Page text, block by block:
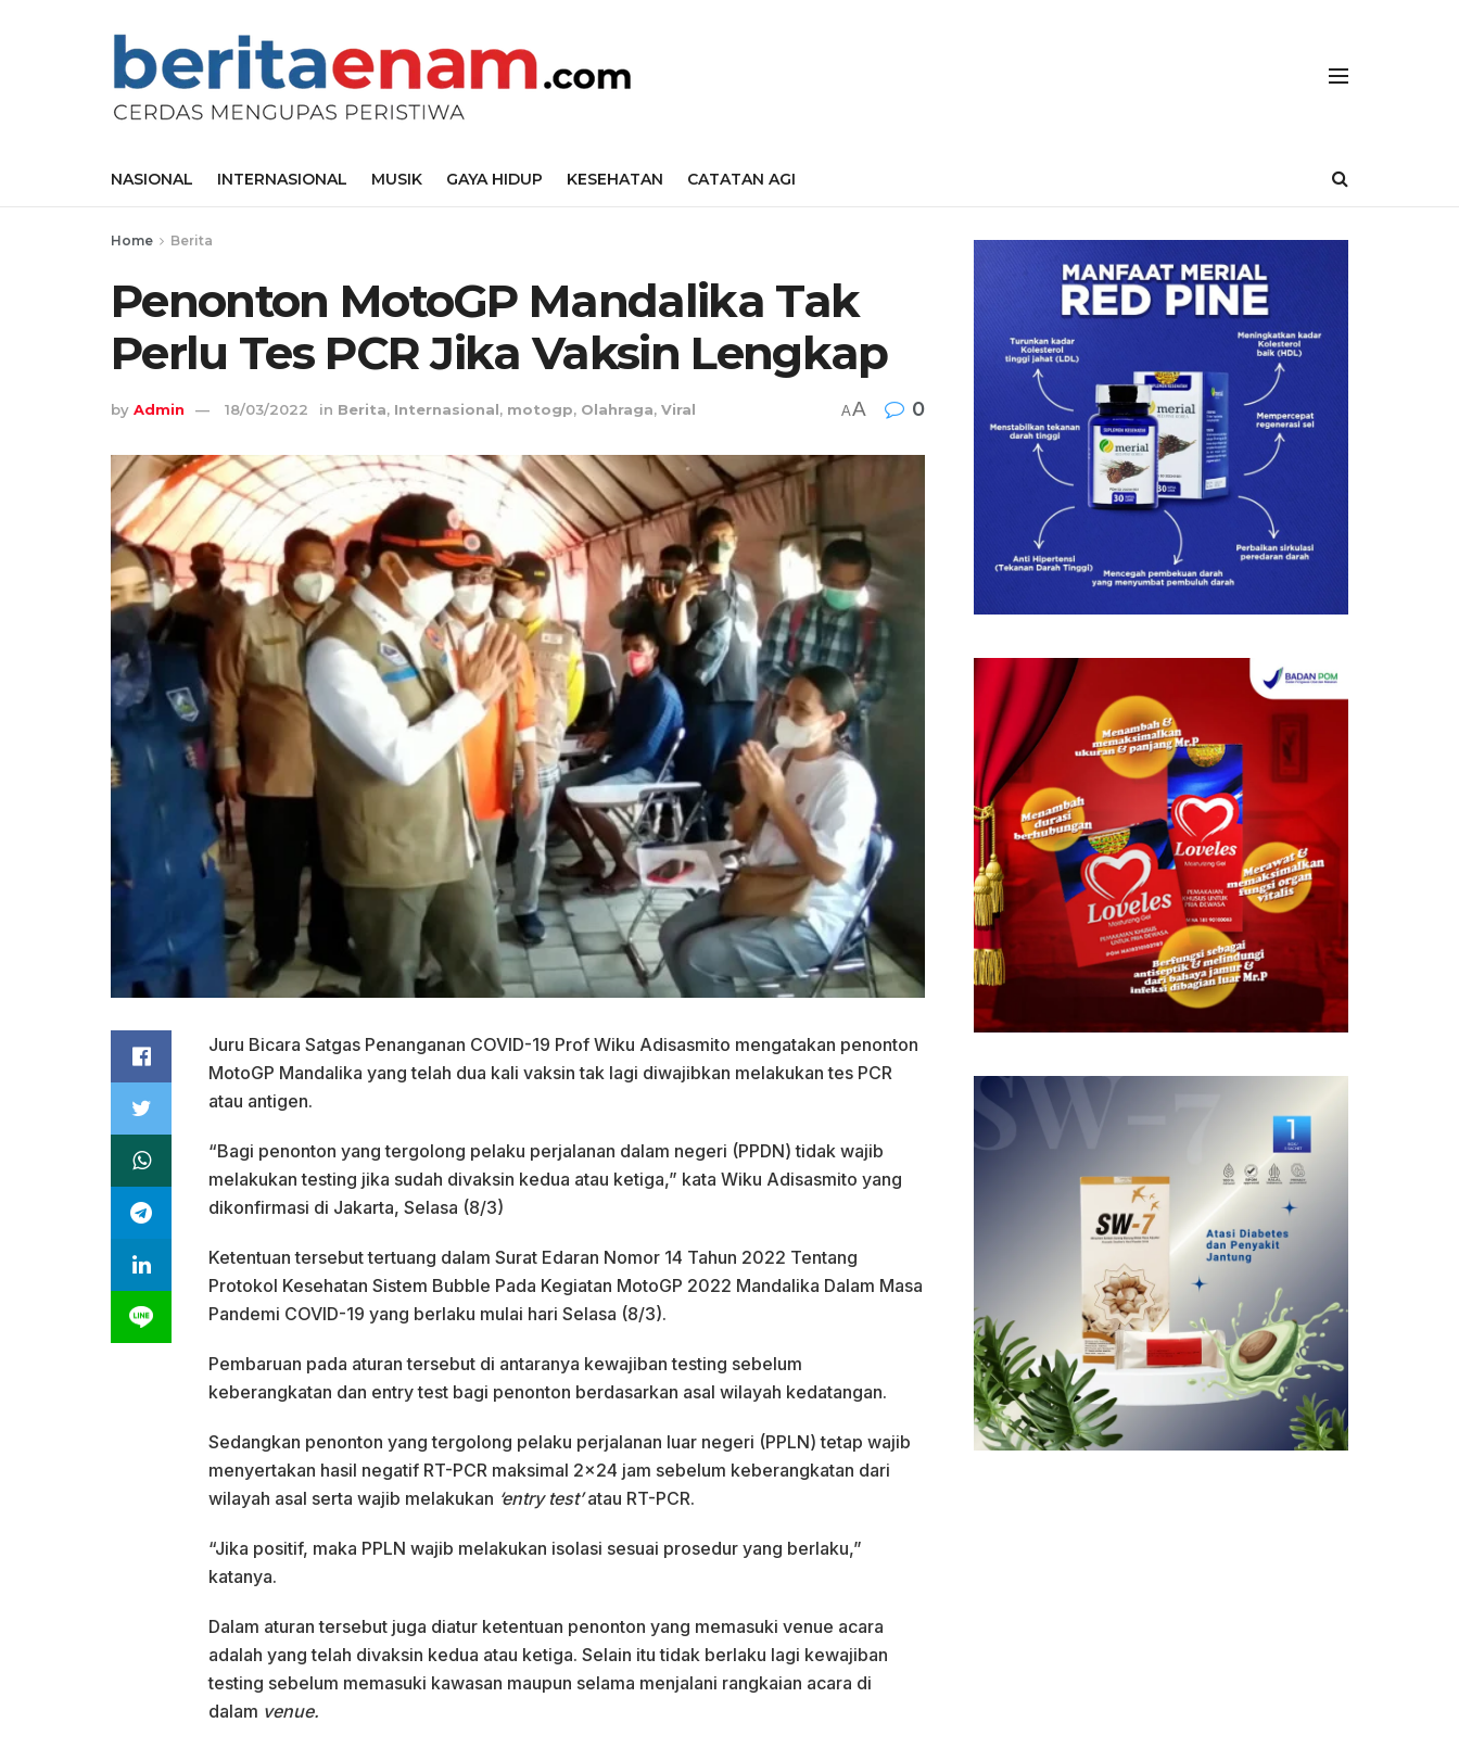
NASIONAL INTERNASIONAL MUSIK GAYA HIDUP KESEHATAN CATATAN AGI
Home Berita
Penonton MotoGP Mandalika Tak
Perlu Tes PCR Jika Vaksin Lengkap
by Admin 18/03/2022 in Berita, Internasional, motogp, Olahraga, Viral AA 0
Juru Bicara Satgas Penanganan COVID-19 Prof Wiku Adisasmito mengatakan penonton
MotoGP Mandalika yang telah dua kali vaksin tak lagi diwajibkan melakukan tes PCR
atau antigen.
“Bagi penonton yang tergolong pelaku perjalanan dalam negeri (PPDN) tidak wajib
melakukan testing jika sudah divaksin kedua atau ketiga,” kata Wiku Adisasmito yang
dikonfirmasi di Jakarta, Selasa (8/3)
Ketentuan tersebut tertuang dalam Surat Edaran Nomor 14 Tahun 2022 Tentang
Protokol Kesehatan Sistem Bubble Pada Kegiatan MotoGP 2022 Mandalika Dalam Masa
Pandemi COVID-19 yang berlaku mulai hari Selasa (8/3).
Pembaruan pada aturan tersebut di antaranya kewajiban testing sebelum
keberangkatan dan entry test bagi penonton berdasarkan asal wilayah kedatangan.
Sedangkan penonton yang tergolong pelaku perjalanan luar negeri (PPLN) tetap wajib
menyertakan hasil negatif RT-PCR maksimal 2×24 jam sebelum keberangkatan dari
wilayah asal serta wajib melakukan ‘entry test’atau RT-PCR.
“Jika positif, maka PPLN wajib melakukan isolasi sesuai prosedur yang berlaku,”
katanya.
Dalam aturan tersebut juga diatur ketentuan penonton yang memasuki venue acara
adalah yang telah divaksin kedua atau ketiga. Selain itu tidak berlaku lagi kewajiban
testing sebelum memasuki kawasan maupun selama menjalani rangkaian acara di
dalam venue.